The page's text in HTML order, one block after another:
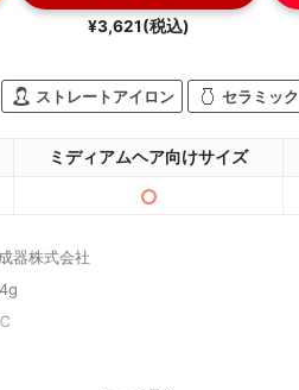
¥3,621(税込)
ストレートアイロン セラミック
ミディアムヘア向けサイズ
器株式会社